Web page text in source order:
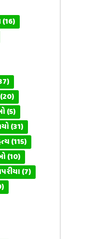
(16)
(20)
(5)
(31)
(115)
(10)
(7)